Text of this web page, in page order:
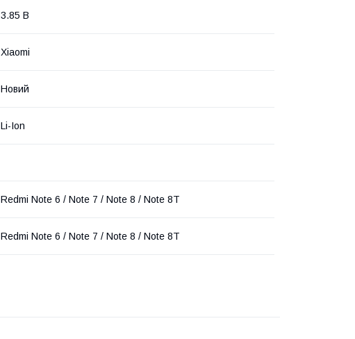
3.85 В
Xiaomi
Новий
Li-Ion
Redmi Note 6 / Note 7 / Note 8 / Note 8T
Redmi Note 6 / Note 7 / Note 8 / Note 8T